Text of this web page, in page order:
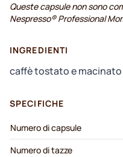
Queste capsule non sono
Nespresso® Professional
INGREDIENTI
caffè tostato e macinato
SPECIFICHE
Numero di capsule
Numero di tazze